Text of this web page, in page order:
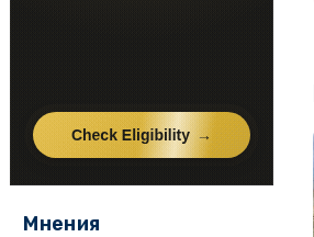
Мнения